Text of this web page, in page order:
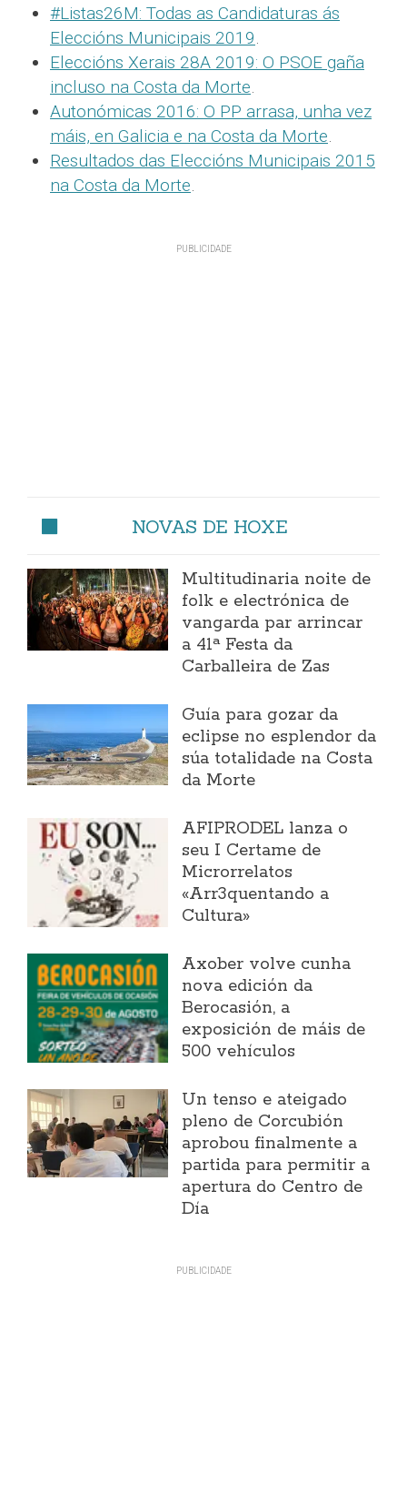
#Listas26M: Todas as Candidaturas ás
Eleccións Municipais 2019.
Eleccións Xerais 28A 2019: O PSOE gaña
incluso na Costa da Morte.
Autonómicas 2016: O PP arrasa, unha vez
máis, en Galicia e na Costa da Morte.
Resultados das Eleccións Municipais 2015
na Costa da Morte.
NOVAS DE HOXE
Multitudinaria noite de
folk e electrónica de
vangarda par arrincar
a 41ª Festa da
Carballeira de Zas
Guía para gozar da
eclipse no esplendor da
súa totalidade na Costa
da Morte
AFIPRODEL lanza o
seu I Certame de
Microrrelatos
«Arr3quentando a
Cultura»
Axober volve cunha
nova edición da
Berocasión, a
exposición de máis de
500 vehículos
Un tenso e ateigado
pleno de Corcubión
aprobou finalmente a
partida para permitir a
apertura do Centro de
Día